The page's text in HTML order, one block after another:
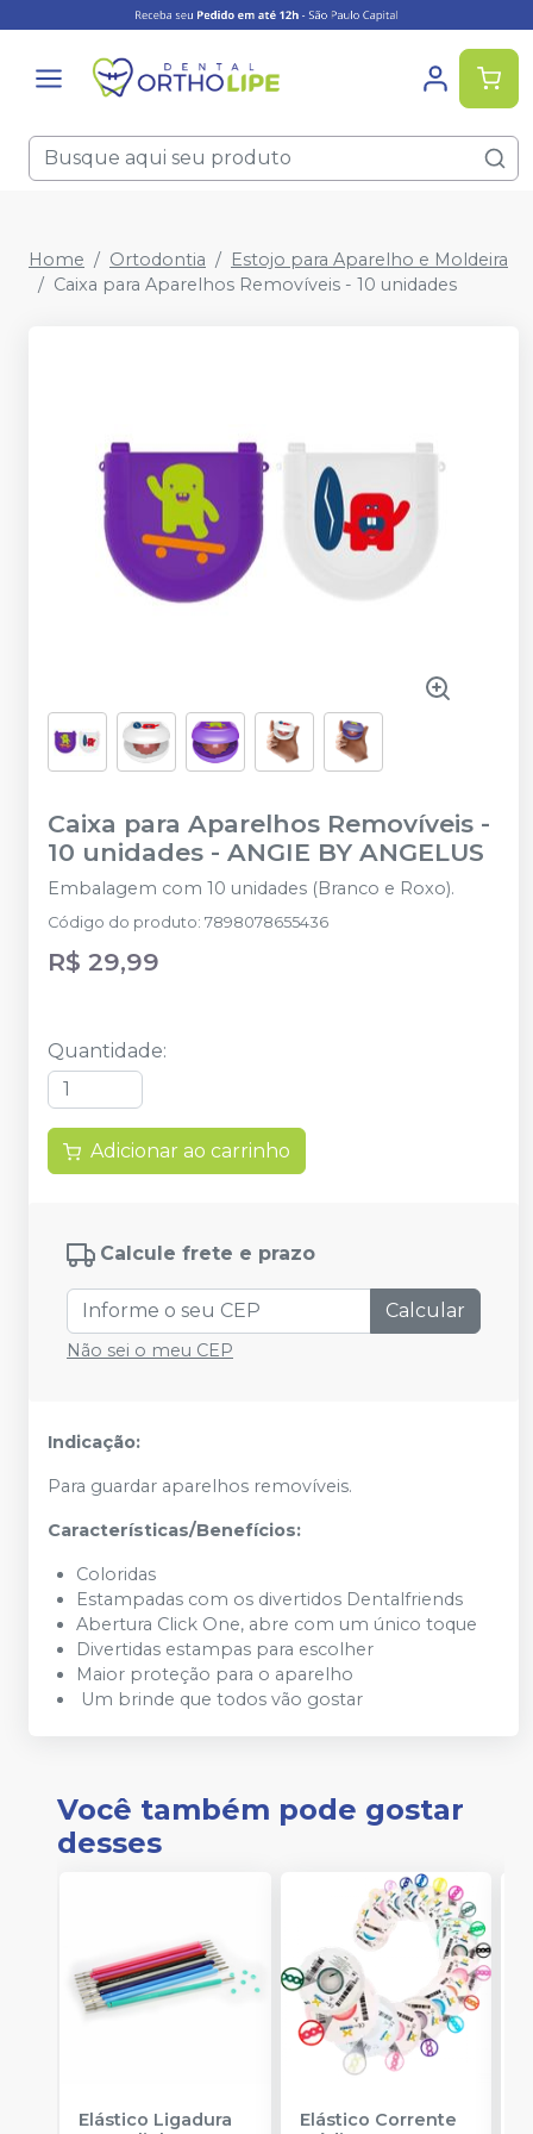
Home Ortodontia
Estojo para Aparelho e Moldeira
Caixa para Aparelhos Removíveis - 10 unidades
Caixa para Aparelhos Removíveis -
10 unidades - ANGIE BY ANGELUS
Embalagem com 10 unidades (Branco e Roxo).
Código do produto: 7898078655436
R$ 29,99
Quantidade:
Adicionar ao carrinho
Calcule frete e prazo
Calcular
Não sei o meu CEP
Indicação:
Para guardar aparelhos removíveis.
Características/Benefícios:
Coloridas
Estampadas com os divertidos Dentalfriends
Abertura Click One, abre com um único toque
Divertidas estampas para escolher
Maior proteção para o aparelho
Um brinde que todos vão gostar
Você também pode gostar
desses
Elástico Ligadura
Elástico Corrente